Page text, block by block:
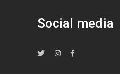
Social media